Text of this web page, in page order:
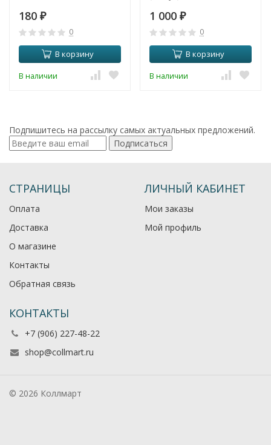
180 ₽
0
В корзину
В наличии
1 000 ₽
0
В корзину
В наличии
Подпишитесь на рассылку самых актуальных предложений.
Подписаться
СТРАНИЦЫ
Оплата
Доставка
О магазине
Контакты
Обратная связь
ЛИЧНЫЙ КАБИНЕТ
Мои заказы
Мой профиль
КОНТАКТЫ
+7 (906) 227-48-22
shop@collmart.ru
© 2026 Коллмарт